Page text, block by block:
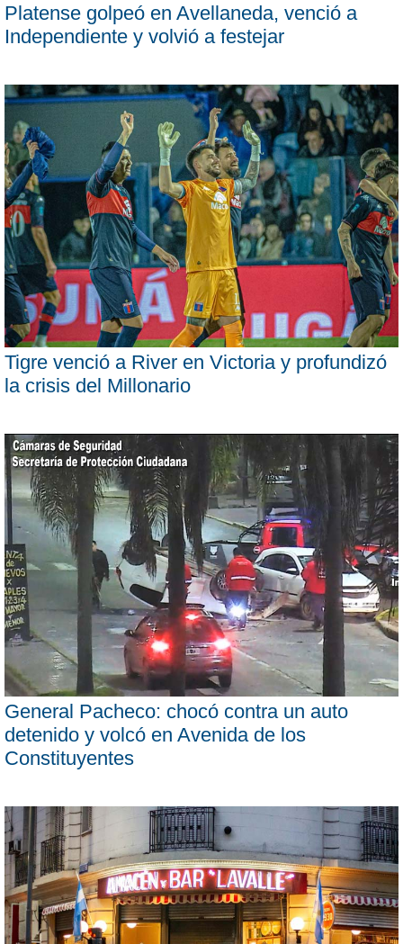
Platense golpeó en Avellaneda, venció a
Independiente y volvió a festejar
Tigre venció a River en Victoria y profundizó
la crisis del Millonario
General Pacheco: chocó contra un auto
detenido y volcó en Avenida de los
Constituyentes